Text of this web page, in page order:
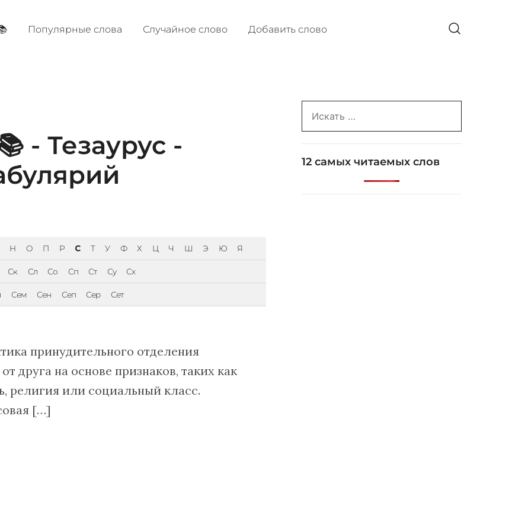
Популярные cлова Случайное слово Добавить слово
- Тезаурус -
Н О П Р С Т У Ф Х Ц Ч Ш Э Ю Я
Ск Сл Со Сп Ст Су Сх
Сем Сен Сеп Сер Сет
принудительного отделения
друга на основе признаков, таких как
религия или социальный класс.
[…]
for:
12 самых читаемых слов